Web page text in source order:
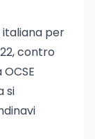
per
contro
si